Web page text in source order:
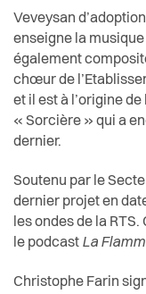
Veveysan
enseigne la musique
également
chœur de
et il est à l’origine
« Sorcière » qui a
dernier.
Soutenu par le
dernier projet en
les ondes de la RTS.
le podcast La
Christophe Farin